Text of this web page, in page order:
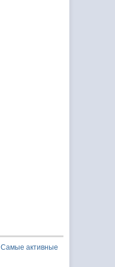
Самые активные